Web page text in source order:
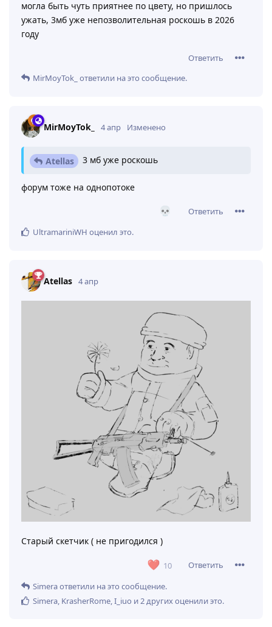
могла быть чуть приятнее по цвету, но пришлось
ужать, 3мб уже непозволительная роскошь в 2026
году
Ответить
MirMoyTok_ ответили на это сообщение.
MirMoyTok_ 4 апр Изменено
Atellas 3 мб уже роскошь
форум тоже на однопотоке
Ответить
UltramariniWH оценил это.
Atellas 4 апр
Старый скетчик ( не пригодился )
10
Ответить
Simeraответили на это сообщение.
Simera, KrasherRome,I_iuo и2другихоценили это.